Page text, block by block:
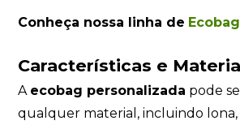
Conheça nossa linha de
Características e
A ecobag personalizada pode
qualquer material, incluindo lona,